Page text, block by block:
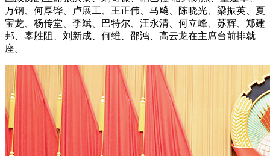
万钢、何厚铧、卢展工、王正伟、马飚、陈晓光、梁振英、夏
宝龙、杨传堂、李斌、巴特尔、汪永清、何立峰、苏辉、郑建
邦、辜胜阻、刘新成、何维、邵鸿、高云龙在主席台前排就
座。